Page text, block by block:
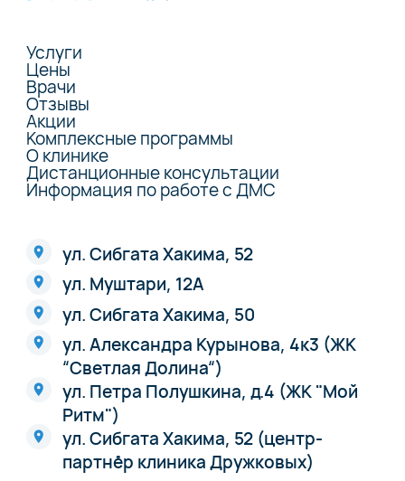
Услуги
Цены
Врачи
Отзывы
Акции
Комплексные программы
О клинике
Дистанционные консультации
Информация по работе с ДМС
ул. Сибгата Хакима, 52
ул. Муштари, 12А
ул. Сибгата Хакима, 50
ул. Александра Курынова, 4к3 (ЖК
“Светлая Долина“)
ул. Петра Полушкина, д.4 (ЖК "Мой
Ритм")
ул. Сибгата Хакима, 52 (центр-
партнёр клиника Дружковых)